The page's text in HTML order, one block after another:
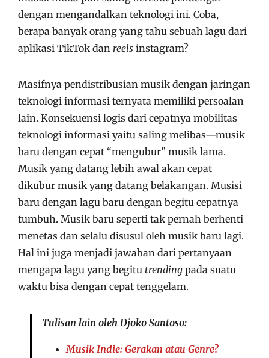
dengan mengandalkan teknologi ini. Coba,
berapa banyak orang yang tahu sebuah lagu dari
aplikasi TikTok dan reels instagram?
Masifnya pendistribusian musik dengan jaringan
teknologi informasi ternyata memiliki persoalan
lain. Konsekuensi logis dari cepatnya mobilitas
teknologi informasi yaitu saling melibas—musik
baru dengan cepat “mengubur” musik lama.
Musik yang datang lebih awal akan cepat
dikubur musik yang datang belakangan. Musisi
baru dengan lagu baru dengan begitu cepatnya
tumbuh. Musik baru seperti tak pernah berhenti
menetas dan selalu disusul oleh musik baru lagi.
Hal ini juga menjadi jawaban dari pertanyaan
mengapa lagu yang begitu trending pada suatu
waktu bisa dengan cepat tenggelam.
Tulisan lain oleh Djoko Santoso:
Musik Indie: Gerakan atau Genre?